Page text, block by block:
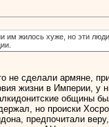
им жилось хуже, но эти
не сделали армяне,
жизни в Империи, у
общины
но происки
предпочитали